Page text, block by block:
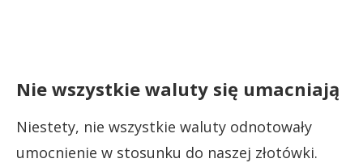
Nie wszystkie waluty się umacniają
Niestety, nie wszystkie waluty odnotowały
umocnienie w stosunku do naszej złotówki.